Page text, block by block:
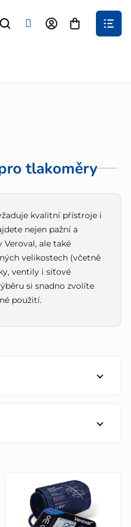
Nákupní
tlakoměry
kvalitní přístroje i
nejen pažní a
ale také
velikostech (včetně
ventily i síťové
si snadno zvolíte
použití.